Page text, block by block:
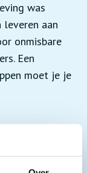
was
aan
onmisbare
Een
moet je je
op sterk